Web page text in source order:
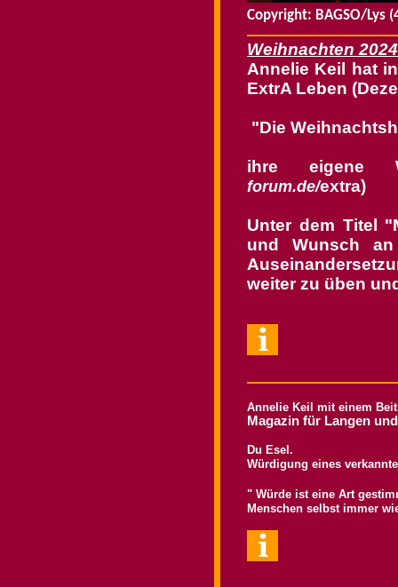
Copyright: BAGSO/Lys
Weihnachten 2024
Annelie Keil hat
ExtrA Leben
"Die
ihre eigene
forum.de/extra)
Unter dem Titel "
und Wunsch
weiter zu üben
Annelie Keil mit einem
Magazin für Langen
Du Esel.
Würdigung eines
" Würde ist eine Art
Menschen selbst immer